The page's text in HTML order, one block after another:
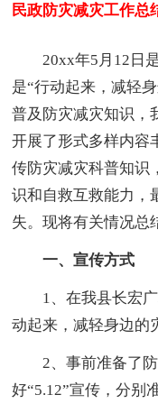
民政防灾减灾工作总
20xx年5月12日是
是“行动起来，减轻
普及防灾减灾知识，
开展了形式多样内容
传防灾减灾科普知识
识和自救互救能力，
失。现将有关情况总
一、宣传方式
1、在我县长宏广
动起来，减轻身边的
2、事前准备了防
好“5.12”宣传，分别